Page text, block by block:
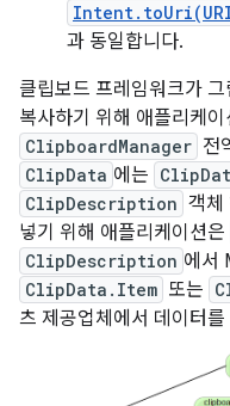
과 동일합니다.
클립보드 프레임워크가
복사하기 위해 애플리케이
ClipboardManager 전
ClipData 에는
ClipDescription 객체
넣기 위해 애플리케이션은
ClipDescription 에서
ClipData.Item 또는
츠 제공업체에서 데이터